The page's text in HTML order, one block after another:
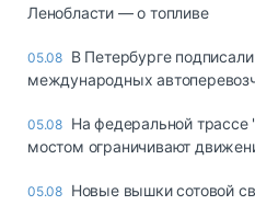
Ленобласти — о топливе
05.08 В Петербурге
международных
05.08 На федеральной
мостом ограничивают
05.08 Новые вышки сотовой